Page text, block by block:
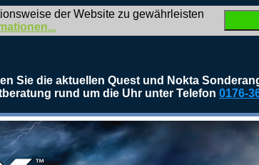
der Website zu gewährleisten
Sie die aktuellen Quest und Nokta
rund um die Uhr unter Telefon 0176-